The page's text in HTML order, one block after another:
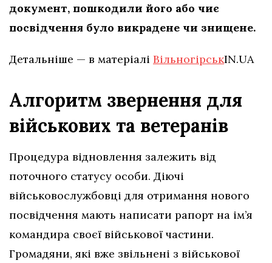
документ, пошкодили його або чиє
посвідчення було викрадене чи знищене.
Детальніше — в матеріалі ВільногірськIN.UA
Алгоритм звернення для
військових та ветеранів
Процедура відновлення залежить від
поточного статусу особи. Діючі
військовослужбовці для отримання нового
посвідчення мають написати рапорт на ім’я
командира своєї військової частини.
Громадяни, які вже звільнені з військової